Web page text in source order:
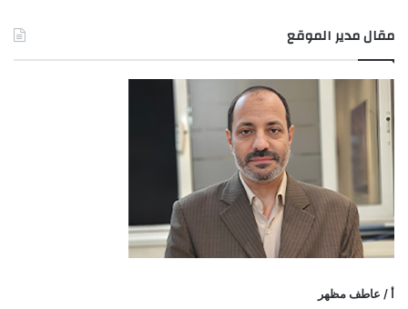
مقال مدير الموقع
أ / عاطف مظهر